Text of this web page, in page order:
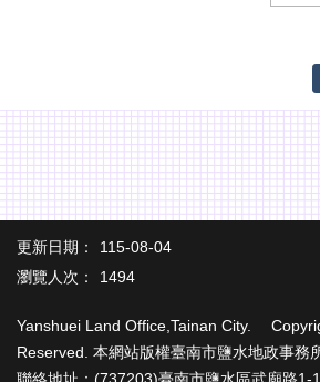
更新日期：
115-08-04
瀏覽人次：
1494
Yanshuei Land Office,Tainan City.
Reserved. 本網站版權臺南市鹽水地政事務